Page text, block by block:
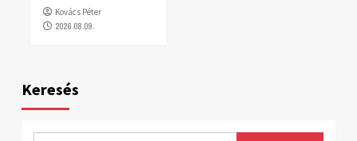
Kovács Péter
2026.08.09.
Keresés